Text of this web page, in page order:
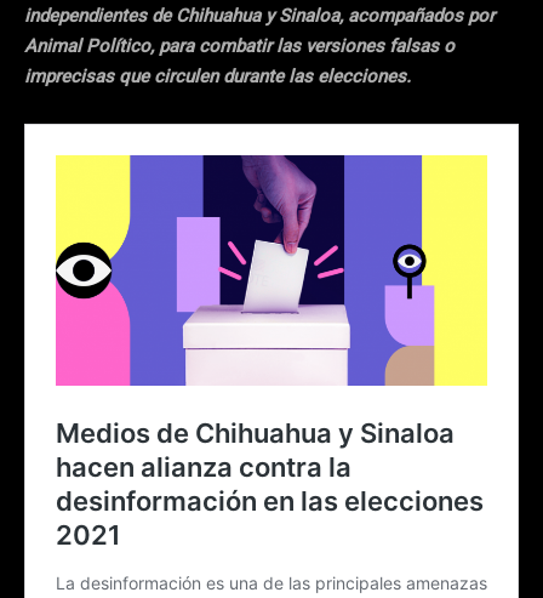
independientes de Chihuahua y Sinaloa, acompañados por
Animal Político, para combatir las versiones falsas o
imprecisas que circulen durante las elecciones.